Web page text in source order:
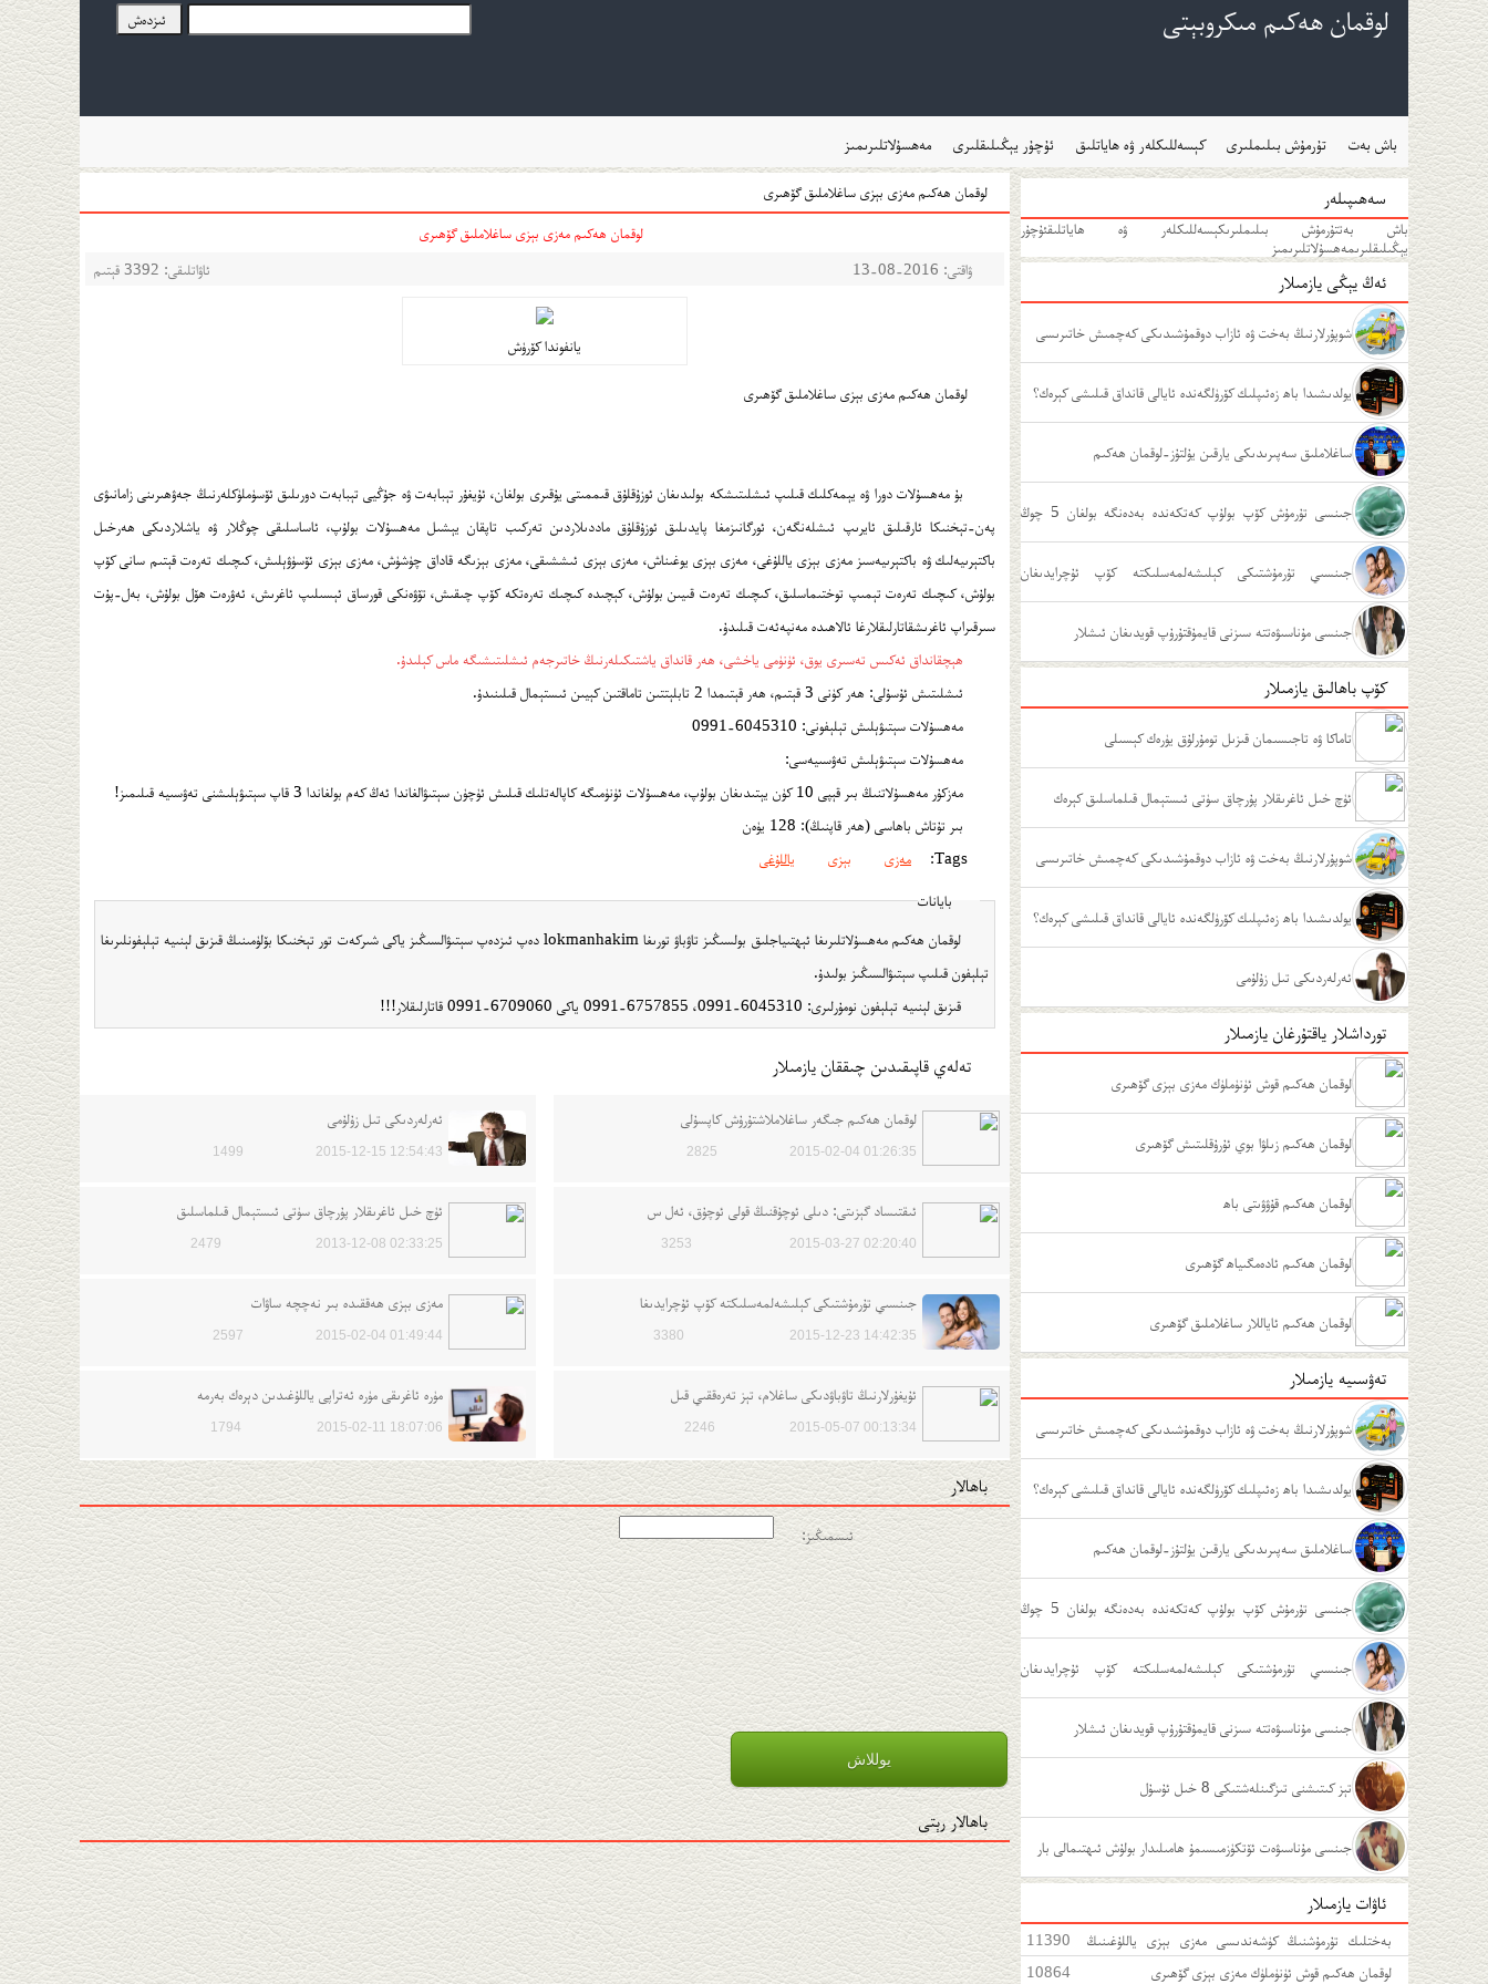
لوقمان ھەكىم مىكروبېتى
باش بەت تۇرمۇش بىلىملىرى كېسەللىكلەر ۋە ھاياتلىق ئۇچۇر يېڭىلىقلىرى مەھسۇلاتلىرىمىز
سەھىپىلەر
باش بەتتۇرمۇش بىلىملىرىكېسەللىكلەر ۋە ھاياتلىقئۇچۇر
يېڭىلىقلىرىمەھسۇلاتلىرىمىز
ئەڭ يېڭى يازمىلار
شوپۇرلارنىڭ بەخت ۋە ئازاب دوقمۇشىدىكى كەچمىش خاتىرىسى
يولدىشىدا باھ زەئىپلىك كۆرۈلگەندە ئايالى قانداق قىلىشى كېرەك؟
ساغلاملىق سەپىرىدىكى يارقىن يۇلتۇز-لوقمان ھەكىم
جىنسى تۇرمۇش كۆپ بولۇپ كەتكەندە بەدەنگە بولغان 5 چوڭ
زىيىنى جىنسىي تۇرمۇشتىكى كېلىشەلمەسلىكتە كۆپ ئۇچرايدىغان
ئەھۋاللار جىنسى مۇناسىۋەتتە سىزنى قايمۇقتۇرۇپ قويدىغان ئىشلار
كۆپ باھالىق يازمىلار
تاماكا ۋە تاجىسىمان قىزىل تومۇرلۇق يۈرەك كېسىلى
ئۈچ خىل ئاغرىقلار پۇرچاق سۈتى ئىستېمال قىلماسلىق كېرەك
شوپۇرلارنىڭ بەخت ۋە ئازاب دوقمۇشىدىكى كەچمىش خاتىرىسى
يولدىشىدا باھ زەئىپلىك كۆرۈلگەندە ئايالى قانداق قىلىشى كېرەك؟
ئەرلەردىكى تىل زۇلۇمى
تورداشلار ياقتۇرغان يازمىلار
لوقمان ھەكىم قوش ئۈنۈملۈك مەزى بېزى گۆھىرى
لوقمان ھەكىم زىلۋا بوي ئۇرۇقلىتىش گۆھىرى
لوقمان ھەكىم قۇۋۋىتى باھ
لوقمان ھەكىم ئادەمگىياھ گۆھىرى
لوقمان ھەكىم ئاياللار ساغلاملىق گۆھىرى
تەۋسىيە يازمىلار
شوپۇرلارنىڭ بەخت ۋە ئازاب دوقمۇشىدىكى كەچمىش خاتىرىسى
يولدىشىدا باھ زەئىپلىك كۆرۈلگەندە ئايالى قانداق قىلىشى كېرەك؟
ساغلاملىق سەپىرىدىكى يارقىن يۇلتۇز-لوقمان ھەكىم
جىنسى تۇرمۇش كۆپ بولۇپ كەتكەندە بەدەنگە بولغان 5 چوڭ
زىيىنى جىنسىي تۇرمۇشتىكى كېلىشەلمەسلىكتە كۆپ ئۇچرايدىغان
ئەھۋاللار جىنسى مۇناسىۋەتتە سىزنى قايمۇقتۇرۇپ قويدىغان ئىشلار
تېز كىتىشنى تىزگىنلەشتىكى 8 خىل ئۇسۇل
جىنسى مۇناسىۋەت ئۆتكۈزمىسىمۇ ھامىلىدار بولۇش ئىھتىمالى بار
ئاۋات يازمىلار
11390
بەختلىك تۇرمۇشنىڭ كۈشەندىسى مەزى بېزى ياللۇغىنىڭ
قانداق ئەگەشمە كېسەللىكى بار؟ زىينىچۇ؟
10864 لوقمان ھەكىم قوش ئۈنۈملۈك مەزى بېزى گۆھىرى
لوقمان ھەكىم مەزى بېزى ساغلاملىق گۆھىرى
لوقمان ھەكىم مەزى بېزى ساغلاملىق گۆھىرى
ۋاقتى: 2016-08-13 ئاۋاتلىقى: 3392 قېتىم
يانفوندا كۆرۈش
لوقمان ھەكىم مەزى بېزى ساغلاملىق گۆھىرى
بۇ مەھسۇلات دورا ۋە يېمەكلىك قىلىپ ئىشلىتىشكە بولىدىغان ئوزۇقلۇق قىممىتى يۇقىرى بولغان، ئۇيغۇر تېبابەت ۋە جۇڭيى تېبابەت دورىلىق ئۆسۈملۈكلەرنىڭ جەۋھىرىنى زامانىۋى
پەن-تېخنىكا ئارقىلىق ئايرىپ ئىشلەنگەن، ئورگانىزمغا پايدىلىق ئوزۇقلۇق ماددىلاردىن تەركىب تاپقان يېشىل مەھسۇلات بولۇپ، ئاساسلىقى چوڭلار ۋە ياشلاردىكى ھەرخىل
باكتېرىيەلىك ۋە باكتېرىيەسىز مەزى بېزى ياللۇغى، مەزى بېزى يوغىناش، مەزى بېزى ئىششىقى، مەزى بېزىگە قاداق چۈشۈش، مەزى بېزى ئۆسۈۋېلىش، كىچىك تەرەت قېتىم سانى كۆپ
بولۇش، كىچىك تەرەت تېمىپ توختىماسلىق، كىچىك تەرەت قىيىن بولۇش، كېچىدە كىچىك تەرەتكە كۆپ چىقىش، تۆۋەنكى قورساق ئېسىلىپ ئاغرىش، ئەۋرەت ھۆل بولۇش، بەل-پۇت
سىرقىراپ ئاغرىشقاتارلىقلارغا ئالاھىدە مەنپەئەت قىلىدۇ.
ھېچقانداق ئەكىس تەسىرى يوق، ئۈنۈمى ياخشى، ھەر قانداق ياشتىكىلەرنىڭ خاتىرجەم ئىشلىتىشىگە ماس كېلىدۇ.
ئىشلىتىش ئۇسۇلى: ھەر كۈنى 3 قېتىم، ھەر قېتىمدا 2 تابلېتتىن تاماقتىن كېيىن ئىستېمال قىلىنىدۇ.
مەھسۇلات سېتىۋېلىش تېلېفونى: 6045310-0991
مەھسۇلات سېتىۋېلىش تەۋسىيەسى:
مەزكۇر مەھسۇلاتنىڭ بىر قېپى 10 كۈن يېتىدىغان بولۇپ، مەھسۇلات ئۈنۈمىگە كاپالەتلىك قىلىش ئۈچۈن سېتىۋالغاندا ئەڭ كەم بولغاندا 3 قاپ سېتىۋېلىشنى تەۋسىيە قىلىمىز!
بىر تۇتاش باھاسى (ھەر قاپنىڭ): 128 يۈەن
Tags:
مەزى بېزى ياللۇغى
بايانات
لوقمان ھەكىم مەھسۇلاتلىرىغا ئېھتىياجلىق بولسىڭىز تاۋباۋ تورىغا lokmanhakim دەپ ئىزدەپ سېتىۋالسىڭىز ياكى شىركەت تور تېخنىكا بۆلۈمىنىڭ قىزىق لېنىيە تېلېفونلىرىغا
تېلېفون قىلىپ سېتىۋالسىڭىز بولىدۇ.
قىزىق لېنىيە تېلېفون نومۇرلىرى: 6045310-0991، 6757855-0991 ياكى 6709060-0991 قاتارلىقلار!!!
تەلەي قاپىقىدىن چىققان يازمىلار
لوقمان ھەكىم جىگەر ساغلاملاشتۇرۇش كاپسۇلى
2015-02-04 01:26:35
2825
ئەرلەردىكى تىل زۇلۇمى
2015-12-15 12:54:43
1499
ئىقتىساد گېزىتى: دىلى ئوچۇقنىڭ قولى ئوچۇق، ئەل س
2015-03-27 02:20:40
3253
ئۈچ خىل ئاغرىقلار پۇرچاق سۈتى ئىستېمال قىلماسلىق
2013-12-08 02:33:25
2479
جىنسىي تۇرمۇشتىكى كېلىشەلمەسلىكتە كۆپ ئۇچرايدىغا
2015-12-23 14:42:35
3380
مەزى بېزى ھەققىدە بىر نەچچە ساۋات
2015-02-04 01:49:44
2597
ئۇيغۇرلارنىڭ تاۋباۋدىكى ساغلام، تېز تەرەققىي قىل
2015-05-07 00:13:34
2246
مۈرە ئاغرىقى مۈرە ئەتراپى ياللۇغىدىن دېرەك بەرمە
2015-02-11 18:07:06
1794
باھالار
ئىسمىڭىز:
باھالار رېتى